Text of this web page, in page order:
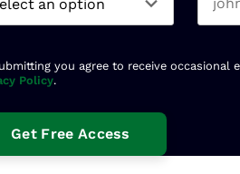
you agree to receive occasional
Policy.